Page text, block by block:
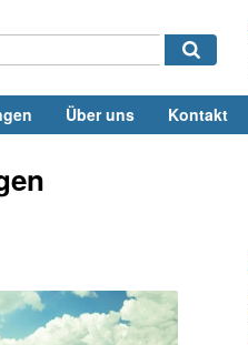
Über uns Kontakt